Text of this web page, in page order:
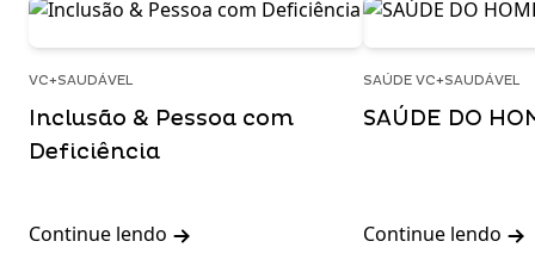
VC+SAUDÁVEL
Inclusão & Pessoa com
Deficiência
Continue lendo
SAÚDE VC+SAUDÁVEL
SAÚDE DO
Continue lendo